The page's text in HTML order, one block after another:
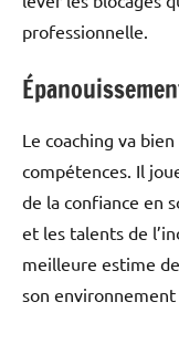
professionnelle.
Le coaching va
compétences. Il
de la confiance en
et les talents de
meilleure estime
son